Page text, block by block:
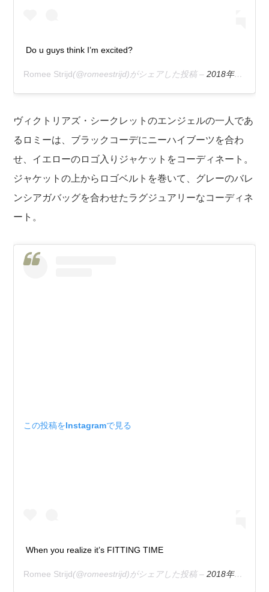
Do u guys think I’m excited?
Romee Strijd(@romeestrijd)がシェアした投稿 –2018年11月月3日午前8時54分PDT
ヴィクトリアズ・シークレットのエンジェルの一人であ
るロミーは、ブラックコーデにニーハイブーツを合わ
せ、イエローのロゴ入りジャケットをコーディネート。
ジャケットの上からロゴベルトを巻いて、グレーのバレ
ンシアガバッグを合わせたラグジュアリーなコーディネ
ート。
この投稿をInstagramで見る
When you realize it’s FITTING TIME
Romee Strijd(@romeestrijd)がシェアした投稿 –2018年11月月3日午前5時02分PDT